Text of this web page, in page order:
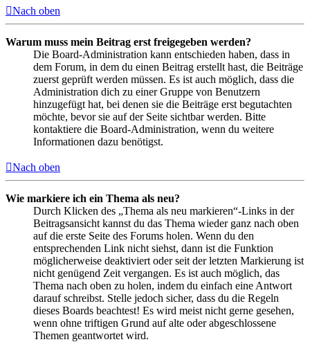
Nach oben
Warum muss mein Beitrag erst freigegeben werden?
Die Board-Administration kann entschieden haben, dass in
dem Forum, in dem du einen Beitrag erstellt hast, die Beiträge
zuerst geprüft werden müssen. Es ist auch möglich, dass die
Administration dich zu einer Gruppe von Benutzern
hinzugefügt hat, bei denen sie die Beiträge erst begutachten
möchte, bevor sie auf der Seite sichtbar werden. Bitte
kontaktiere die Board-Administration, wenn du weitere
Informationen dazu benötigst.
Nach oben
Wie markiere ich ein Thema als neu?
Durch Klicken des „Thema als neu markieren“-Links in der
Beitragsansicht kannst du das Thema wieder ganz nach oben
auf die erste Seite des Forums holen. Wenn du den
entsprechenden Link nicht siehst, dann ist die Funktion
möglicherweise deaktiviert oder seit der letzten Markierung ist
nicht genügend Zeit vergangen. Es ist auch möglich, das
Thema nach oben zu holen, indem du einfach eine Antwort
darauf schreibst. Stelle jedoch sicher, dass du die Regeln
dieses Boards beachtest! Es wird meist nicht gerne gesehen,
wenn ohne triftigen Grund auf alte oder abgeschlossene
Themen geantwortet wird.